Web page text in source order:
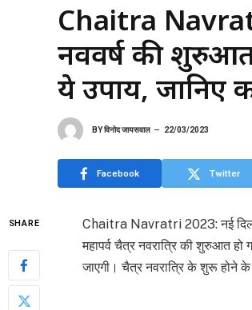
Chaitra Navratri
नववर्ष की शुरुआत,
ये उपाय, जानिए
BYविनोद जायसवाल 22/03/2023
Facebook Twitter
SHARE
Chaitra Navratri 2023: नई दिल्ली/
महापर्व चैत्र नवरात्रि की शुरुआत हो
जाएगी। चैत्र नवरात्रि के शुरू होने के